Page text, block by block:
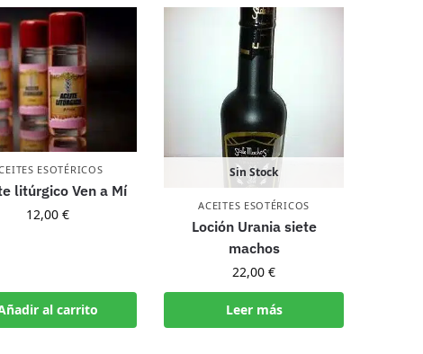
ESOTÉRICOS
litúrgico Ven a Mí
12,00 €
al carrito
Sin Stock
ACEITES ESOTÉRICOS
Loción Urania siete
machos
22,00€
Leer más